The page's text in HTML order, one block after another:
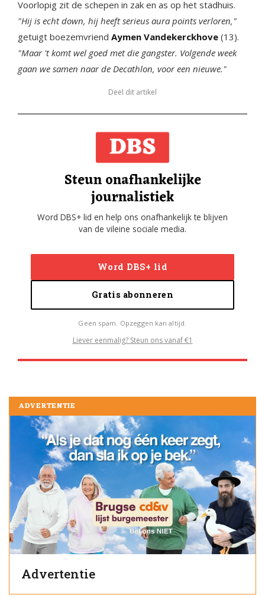
Voorlopig zit de schepen in zak en as op het stadhuis.
"Hij is echt down, hij heeft serieus aura points verloren,"
getuigt boezemvriend Aymen Vandekerckhove (13).
"Maar 't komt wel goed met die gangster. Volgende week
gaan we samen naar de Decathlon, voor een nieuwe."
Deel dit artikel
Steun onafhankelijke
journalistiek
Word DBS+ lid en help ons onafhankelijk te blijven
van de vileine sociale media.
Word DBS+ lid
Gratis abonneren
Geen spam. Opzeggen kan altijd.
Liever eenmalig? Steun ons vanaf €1
ADVERTENTIE
Advertentie